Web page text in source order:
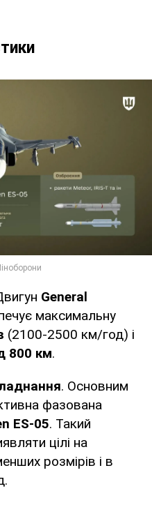
General
максимальну
(2100-2500 км/год) і
800 км.
. Основним
фазована
ES-05. Такий
цілі на
розмірів і в